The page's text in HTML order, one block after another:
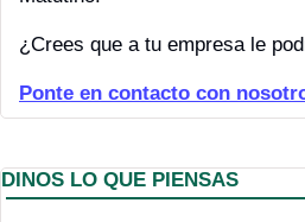
¿Crees que a tu empresa le
Ponte en contacto con
DINOS LO QUE PIENSAS